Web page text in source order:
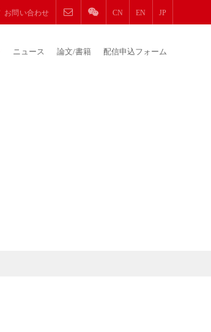
お問い合わせ CN EN JP
ニュース 論文/書籍 配信申込フォーム